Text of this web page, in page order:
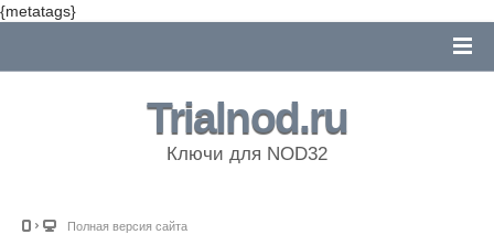
{metatags}
Trialnod.ru
Ключи для NOD32
Полная версия сайта